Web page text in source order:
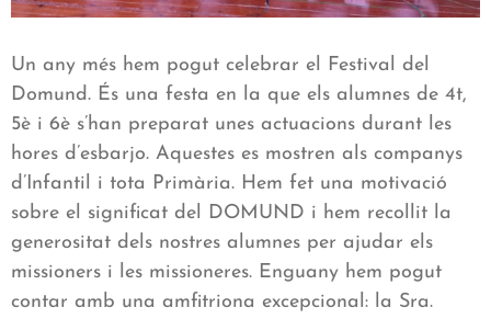
Un any més hem pogut celebrar el Festival del
Domund. És una festa en la que els alumnes de 4t,
5è i 6è s’han preparat unes actuacions durant les
hores d’esbarjo. Aquestes es mostren als companys
d’Infantil i tota Primària. Hem fet una motivació
sobre el significat del DOMUND i hem recollit la
generositat dels nostres alumnes per ajudar els
missioners i les missioneres. Enguany hem pogut
contar amb una amfitriona excepcional: la Sra.